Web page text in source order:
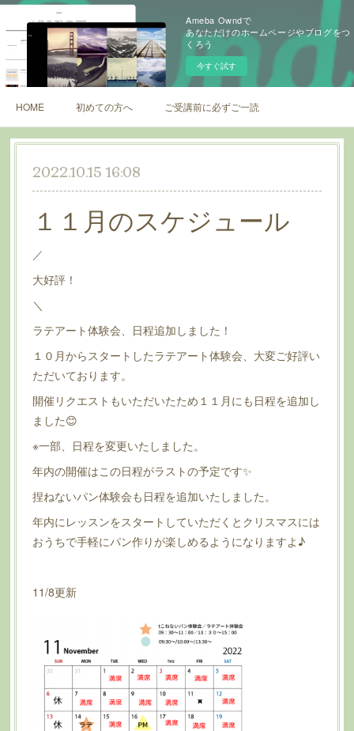
Ameba Owndで
あなただけのホームページやブログをつ
くろう
今すぐ試す
HOME 初めての方へ ご受講前に必ずご一読ください
2022.10.15 16:08
１１月のスケジュール
／
大好評！
＼
ラテアート体験会、日程追加しました！
１０月からスタートしたラテアート体験会、大変ご好評い
ただいております。
開催リクエストもいただいたため１１月にも日程を追加し
ました😊
※一部、日程を変更いたしました。
年内の開催はこの日程がラストの予定です✨
捏ねないパン体験会も日程を追加いたしました。
年内にレッスンをスタートしていただくとクリスマスには
おうちで手軽にパン作りが楽しめるようになりますよ♪
11/8更新